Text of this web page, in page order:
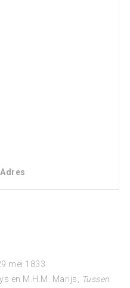
Adres
mei 1833
en M.H.M. Marijs,
Tussen